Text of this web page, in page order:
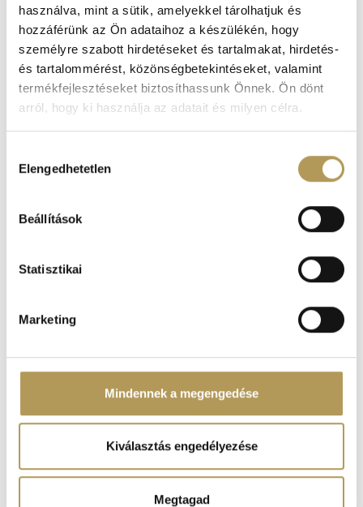
használva, mint a sütik, amelyekkel tárolhatjuk és
hozzáférünk az Ön adataihoz a készülékén, hogy
személyre szabott hirdetéseket és tartalmakat, hirdetés-
és tartalommérést, közönségbetekintéseket, valamint
termékfejlesztéseket biztosíthassunk Önnek. Ön dönt
arról, hogy ki használja az adatait és milyen célra.
Információgyűjtés az Ön földrajzi
Az Ön készülékén beazonosítása annak konkrét
tulajdonságainak (ujjlenyomat) aktív ellenőrzésével
módjairól és adja meg preferenciáit a
valamint weboldalforgalmunk elemzéséhez. Ezenkívül
megosztjuk az Ön weboldalhasználatra vonatkozó
adatait, akik kombinálhatják az adatokat más olyan
adatokkal, amelyeket Ön adott meg számukra vagy az
Ön által használt más szolgáltatásokból gyűjtöttek.
kiválasztása
Elengedhetetlen
Beállítások
Statisztikai
Marketing
Mindennek a megengedése
Kiválasztás engedélyezése
Megtagad
BELGYÓGYÁSZAT
GASZTROENTEROLÓGIA